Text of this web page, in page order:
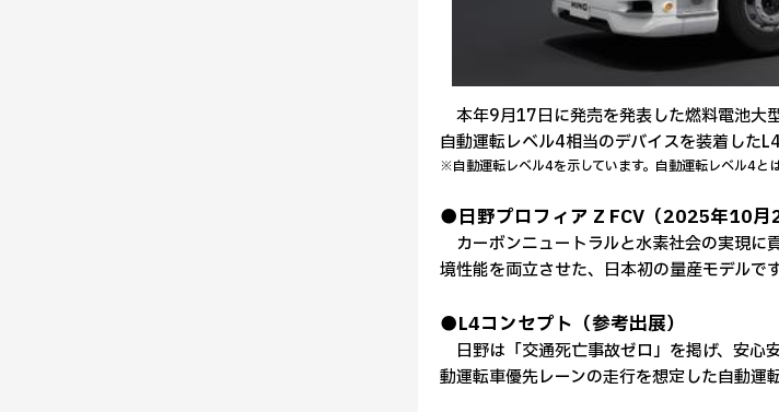
本年9月17日に発売を発表した燃料電池大
自動運転レベル4相当のデバイスを装着した
※自動運転レベル4を示しています。自動運転レベル4と
●日野プロフィア Z FCV（2025年10月
カーボンニュートラルと水素社会の実現に
境性能を両立させた、日本初の量産モデルです
●L4コンセプト（参考出展）
日野は「交通死亡事故ゼロ」を掲げ、安心
動運転車優先レーンの走行を想定した自動運